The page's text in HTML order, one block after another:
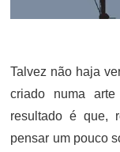
Talvez não haja
criado numa
resultado é que,
pensar um pouco